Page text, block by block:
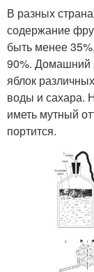
В разных
содержание
быть менее
90%. Домашний
яблок
воды и сахара.
иметь мутный
портится.